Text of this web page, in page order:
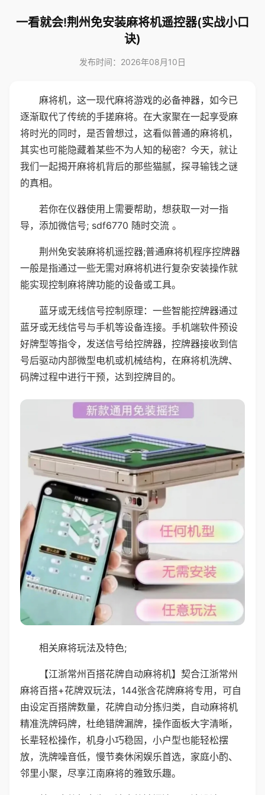
一看就会!荆州免安装麻将机遥控器(实战小口
诀)
发布时间：2026年08月10日
麻将机，这一现代麻将游戏的必备神器，如今已
逐渐取代了传统的手搓麻将。在大家聚在一起享受麻
将时光的同时，是否曾想过，这看似普通的麻将机，
其实也可能隐藏着某些不为人知的秘密？今天，就让
我们一起揭开麻将机背后的那些猫腻，探寻输钱之谜
的真相。
若你在仪器使用上需要帮助，想获取一对一指
导，添加微信号; sdf6770 随时交流 。
荆州免安装麻将机遥控器;普通麻将机程序控牌器
一般是指通过一些无需对麻将机进行复杂安装操作就
能实现控制麻将牌功能的设备或工具。
蓝牙或无线信号控制原理：一些智能控牌器通过
蓝牙或无线信号与手机等设备连接。手机端软件预设
好牌型等指令，发送信号给控牌器，控牌器接收到信
号后驱动内部微型电机或机械结构，在麻将机洗牌、
码牌过程中进行干预，达到控牌目的。
相关麻将玩法及特色;
【江浙常州百搭花牌自动麻将机】契合江浙常州
麻将百搭+花牌双玩法，144张含花牌麻将专用，可自
由设定百搭牌数量，花牌自动分拣归类，自动麻将机
精准洗牌码牌，杜绝错牌漏牌，操作面板大字清晰，
长辈轻松操作，机身小巧稳固，小户型也能轻松摆
放，洗牌噪音低，慢节奏休闲娱乐首选，家庭小酌、
邻里小聚，尽享江南麻将的雅致乐趣。